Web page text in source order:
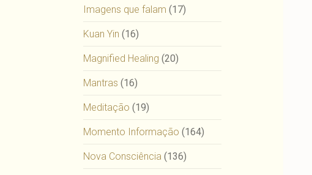
Imagens que falam (17)
Kuan Yin (16)
Magnified Healing (20)
Mantras (16)
Meditação (19)
Momento Informação (164)
Nova Consciência (136)